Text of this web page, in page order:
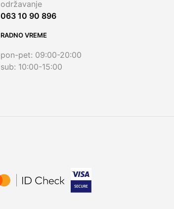
održavanje
063 10 90 896
RADNO VREME
pon-pet: 09:00-20:00
sub: 10:00-15:00